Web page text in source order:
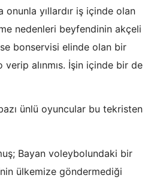
onunla yıllardır iş içinde olan
nedenleri beyfendinin akçeli
bonservisi elinde olan bir
alınmıs. İşin içinde bir de
ünlü oyuncular bu tekristen
Bayan voleybolundaki bir
ülkemize göndermediği